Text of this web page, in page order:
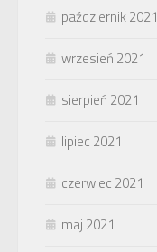
październik 2021
wrzesień 2021
sierpień 2021
lipiec 2021
czerwiec 2021
maj 2021